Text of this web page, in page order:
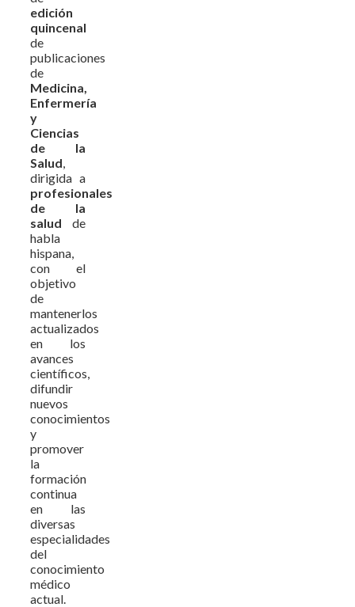
edición
quincenal
de
publicaciones
de
Medicina,
Enfermería
y
Ciencias
de la
Salud
dirigida a
profesionales
de la
salud de
habla
hispana,
con el
objetivo
de
mantenerlos
actualizados
en los
avances
científicos,
difundir
nuevos
conocimientos
y
promover
la
formación
continua
en las
diversas
especialidades
del
conocimiento
médico
actual.